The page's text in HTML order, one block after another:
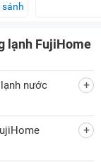
ngưỡng 10 -
nhiệt độ làm
phù hợp giải nhiệt
sốc nhiệt.
sánh
lạnh FujiHome
nước